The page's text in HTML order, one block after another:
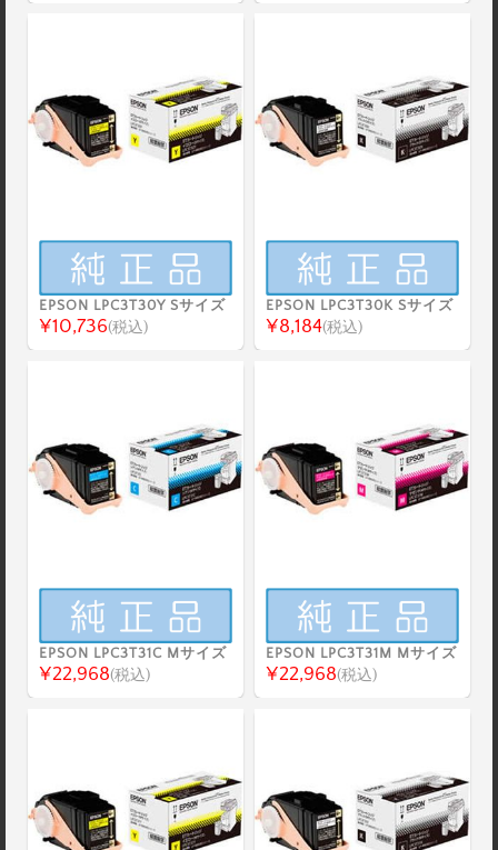
EPSON LPC3T30Y Sサイズ
¥10,736(税込)
EPSON LPC3T30K Sサイズ
¥8,184(税込)
EPSON LPC3T31C Mサイズ
¥22,968(税込)
EPSON LPC3T31M Mサイズ
¥22,968(税込)